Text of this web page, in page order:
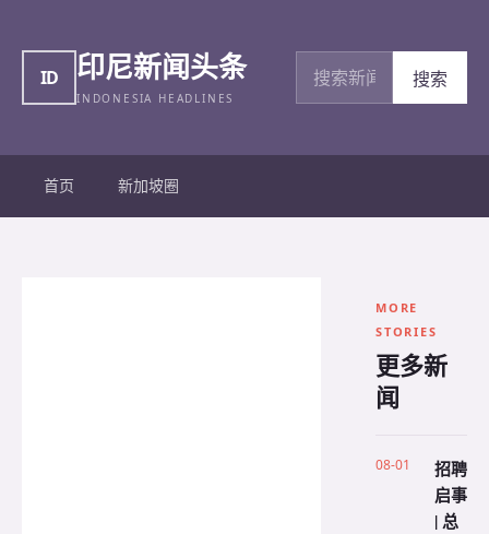
ID 印尼新闻头条
INDONESIA HEADLINES
搜索新闻
搜索
首页 新加坡圈
MORE
STORIES
更多新
闻
08-01
招聘
启事
| 总